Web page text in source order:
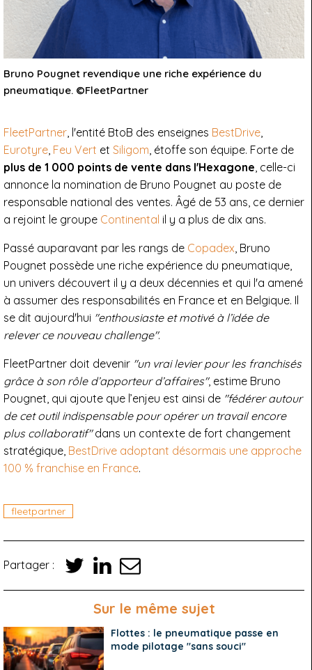
Bruno Pougnet revendique une riche expérience du
pneumatique. ©FleetPartner
FleetPartner , l'entité BtoB des enseignes BestDrive
Eurotyre Feu Vert et Siligom , étoffe son équipe. Forte de
plus de 1 000 points de vente dans l'Hexagone , celle-ci
annonce la nomination de Bruno Pougnet au poste de
responsable national des ventes. Âgé de 53 ans, ce dernier
a rejoint le groupe Continental il y a plus de dix ans.
Passé auparavant par les rangs de Copadex , Bruno
Pougnet possède une riche expérience du pneumatique,
un univers découvert il y a deux décennies et qui l'a amené
à assumer des responsabilités en France et en Belgique. Il
se dit aujourd'hui "enthousiaste et motivé à l’idée de
relever ce nouveau challenge".
FleetPartner doit devenir "un vrai levier pour les franchisés
grâce à son rôle d’apporteur d’affaires", estime Bruno
Pougnet, qui ajoute que l’enjeu est ainsi de "fédérer autour
de cet outil indispensable pour opérer un travail encore
plus collaboratif"dans un contexte de fort changement
stratégique, BestDrive adoptant désormais une approche
100 % franchise en France.
fleetpartner
Partager :
Sur le même sujet
Flottes : le pneumatique passe en
mode pilotage "sans souci"